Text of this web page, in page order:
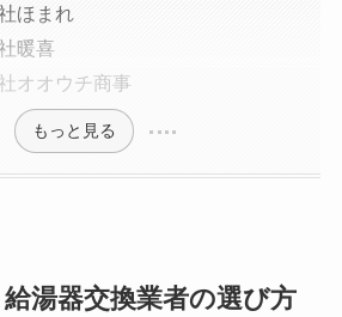
ほまれ
暖喜
オオウチ商事
もっと見る
給湯器交換業者の選び方